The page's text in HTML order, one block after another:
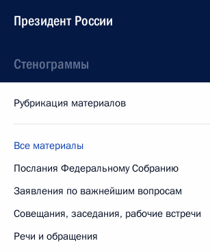
Президент России
Стенограммы
Рубрикация материалов
Все материалы
Послания Федеральному Собранию
Заявления по важнейшим вопросам
Совещания, заседания, рабочие встречи
Речи и обращения